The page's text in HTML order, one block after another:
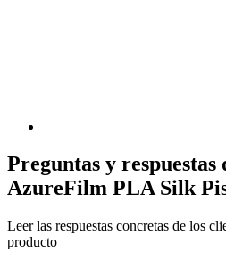
Preguntas y
AzureFilm PLA Silk
Leer las respuestas concretas de los
producto